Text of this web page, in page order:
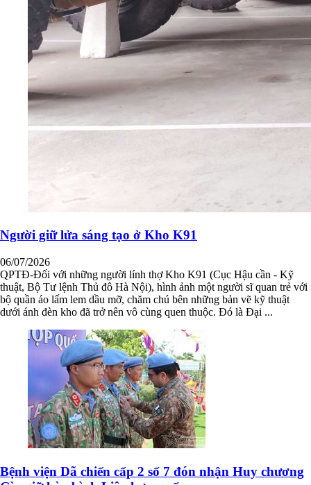
Người giữ lửa sáng tạo ở Kho K91
06/07/2026
QPTĐ-Đối với những người lính thợ Kho K91 (Cục Hậu cần - Kỹ
thuật, Bộ Tư lệnh Thủ đô Hà Nội), hình ảnh một người sĩ quan trẻ với
bộ quần áo lấm lem dầu mỡ, chăm chú bên những bản vẽ kỹ thuật
dưới ánh đèn kho đã trở nên vô cùng quen thuộc. Đó là Đại ...
Bệnh viện Dã chiến cấp 2 số 7 đón nhận Huy chương